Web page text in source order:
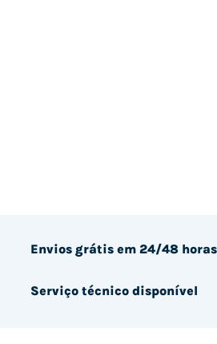
Envios grátis em 24/48 horas
Serviço técnico disponível